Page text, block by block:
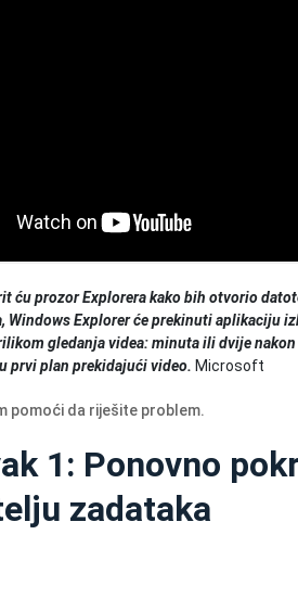
ću prozor Explorera kako bih otvorio
Windows Explorer će prekinuti aplikaciju
gledanja videa: minuta ili dvije
prvi plan prekidajući video. Microsoft
pomoći da riješite problem.
1: Ponovno
zadataka